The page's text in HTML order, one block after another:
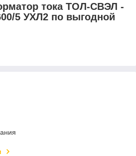
тока ТОЛ-СВЭЛ -
5 УХЛ2 по выгодной